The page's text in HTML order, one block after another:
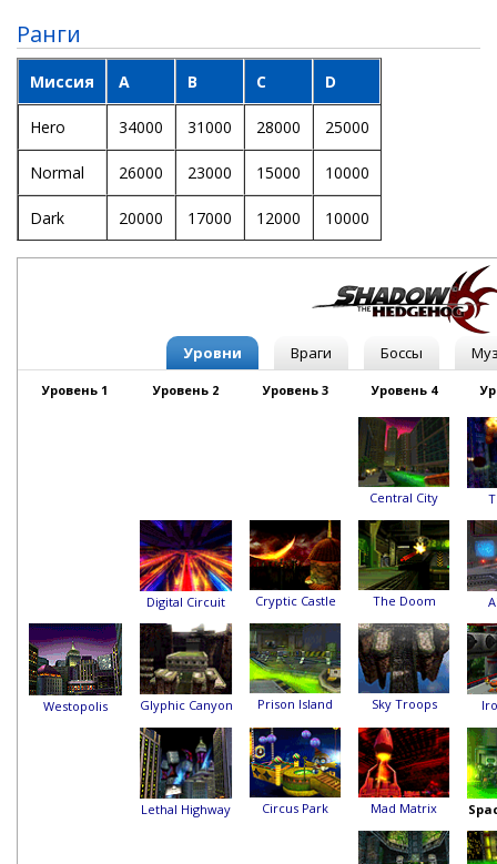
Ранги
Миссия A B C D
Hero 34000 31000 28000 25000
Normal 26000 23000 15000 10000
Dark 20000 17000 12000 10000
Уровни Враги Боссы
Уровень 1 Уровень 2 Уровень 3 Уровень 4
Central City
Digital Circuit Cryptic Castle The Doom
Westopolis Glyphic Canyon Prison Island Sky Troops
Lethal Highway Circus Park Mad Matrix